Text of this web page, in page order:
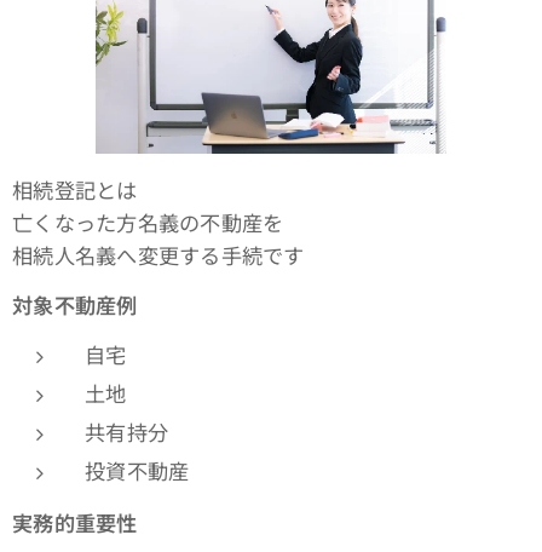
相続登記とは
亡くなった方名義の不動産を
相続人名義へ変更する手続です
対象不動産例
自宅
土地
共有持分
投資不動産
実務的重要性